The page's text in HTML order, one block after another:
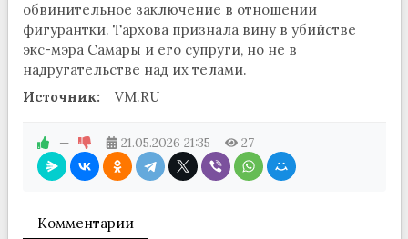
обвинительное заключение в отношении
фигурантки. Тархова признала вину в убийстве
экс-мэра Самары и его супруги, но не в
надругательстве над их телами.
Источник:
VM.RU
— 21.05.2026 21:35 27
Комментарии